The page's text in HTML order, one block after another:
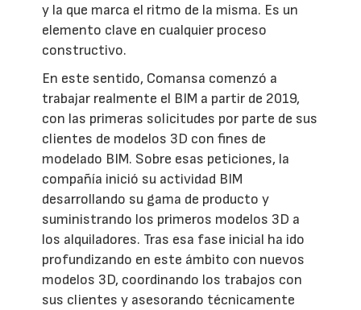
y la que marca el ritmo de la misma. Es un
elemento clave en cualquier proceso
constructivo.
En este sentido, Comansa comenzó a
trabajar realmente el BIM a partir de 2019,
con las primeras solicitudes por parte de sus
clientes de modelos 3D con fines de
modelado BIM. Sobre esas peticiones, la
compañía inició su actividad BIM
desarrollando su gama de producto y
suministrando los primeros modelos 3D a
los alquiladores. Tras esa fase inicial ha ido
profundizando en este ámbito con nuevos
modelos 3D, coordinando los trabajos con
sus clientes y asesorando técnicamente